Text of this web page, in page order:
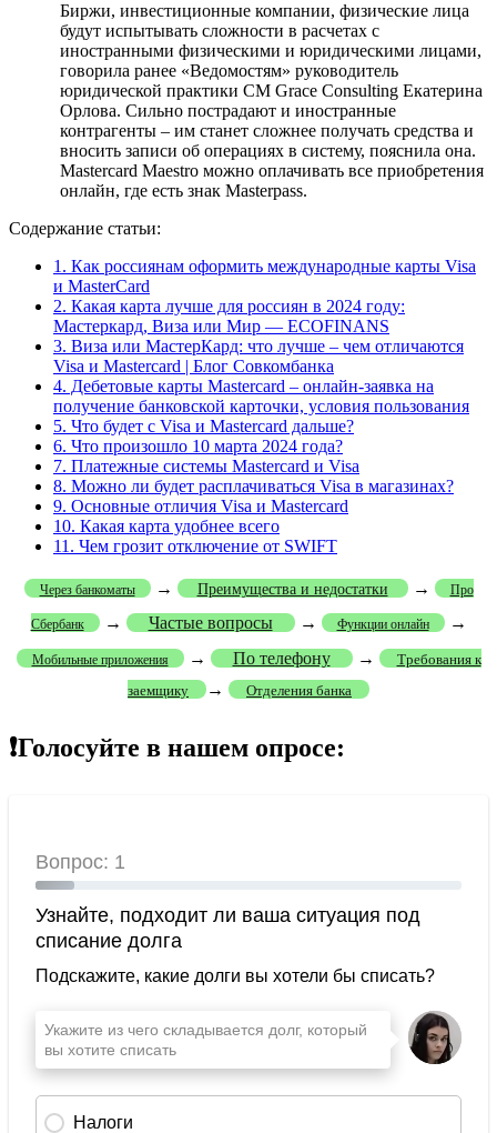
Биржи, инвестиционные компании, физические лица
будут испытывать сложности в расчетах с
иностранными физическими и юридическими лицами,
говорила ранее «Ведомостям» руководитель
юридической практики CM Grace Consulting Екатерина
Орлова. Сильно пострадают и иностранные
контрагенты – им станет сложнее получать средства и
вносить записи об операциях в систему, пояснила она.
Masterсard Maestro можно оплачивать все приобретения
онлайн, где есть знак Masterpass.
Содержание статьи:
1. Как россиянам оформить международные карты Visa
и MasterCard
2. Какая карта лучше для россиян в 2024 году:
Мастеркард, Виза или Мир — ECOFINANS
3. Виза или МастерКард: что лучше – чем отличаются
Visa и Masterсard | Блог Совкомбанка
4. Дебетовые карты Mastercard – онлайн-заявка на
получение банковской карточки, условия пользования
5. Что будет с Visa и Mastercard дальше?
6. Что произошло 10 марта 2024 года?
7. Платежные системы Mastercard и Visa
8. Можно ли будет расплачиваться Visa в магазинах?
9. Основные отличия Visa и Mastercard
10. Какая карта удобнее всего
11. Чем грозит отключение от SWIFT
Через банкоматы → Преимущества и недостатки → Про
Сбербанк → Частые вопросы → Функции онлайн →
Мобильные приложения → По телефону →
Требования к
заемщику
→ Отделения банка
❗Голосуйте в нашем опросе: